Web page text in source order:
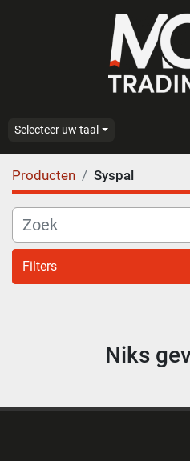
Selecteer uw taal
Producten Syspal
Filters
Niks